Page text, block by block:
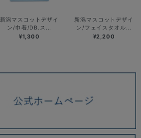
新潟マスコットデザイ
ン/巾着/DB.ス...
¥1,300
新潟マスコットデザイ
ン/フェイスタオル...
¥2,200